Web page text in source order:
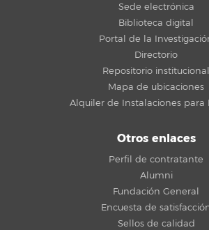
Sede electrónica
Biblioteca digital
Portal de la
Directorio
Repositorio institucional
Mapa de ubicaciones
Alquiler de Instalaciones para
Otros enlaces
Perfil de contratante
Alumni
Fundación General
Encuesta de
Sellos de calidad